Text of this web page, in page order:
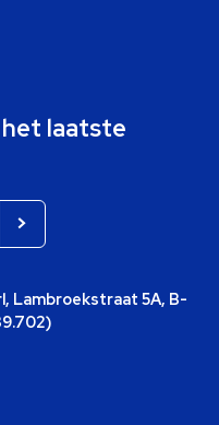
laatste
Lambroekstraat 5A, B-